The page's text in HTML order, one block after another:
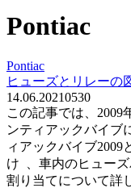
Pontiac
Pontiac
ヒューズとリレーの
14.06.20210530
この記事では、2009
ンティアックバイブ
ィアックバイブ2009
け 、車内のヒューズ
割り当てについて詳